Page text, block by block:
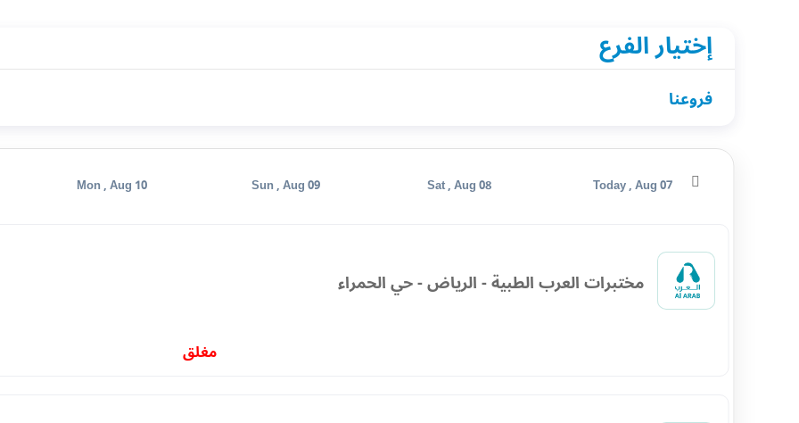
إختيار الفرع
فروعنا
Sun , Aug 09
مختبرات العرب الطبية - الرياض - حي الحمراء
مغلق